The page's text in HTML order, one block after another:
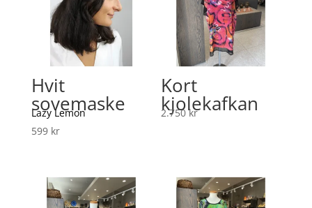
Hvit
sovemaske
Lazy Lemon
599 kr
Kort
kjolekafkan
2.750kr